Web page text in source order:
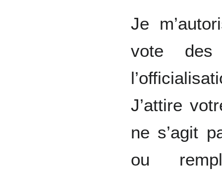
Je
vote des
J’attire
ne s’agit
ou